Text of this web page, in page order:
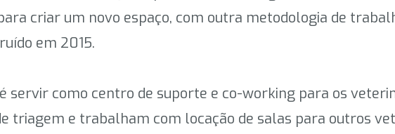
criar um novo espaço, com outra metodologia de
em 2015.
servir como centro de suporte e co-working para os
triagem e trabalham com locação de salas para outros